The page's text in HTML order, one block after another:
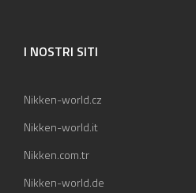
I NOSTRI SITI
Nikken-world.cz
Nikken-world.it
Nikken.com.tr
Nikken-world.de